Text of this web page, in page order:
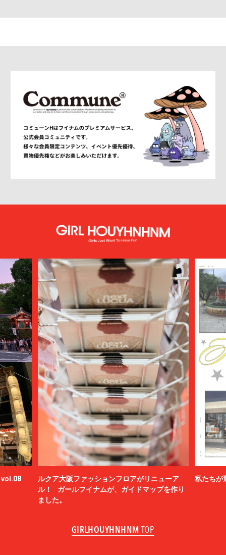
vol.08
ルクア大阪ファッションフロアがリニューア
ル！ ガールフイナムが、ガイドマップを作り
ました。
私たちが
GIRLHOUYHNHNM TOP